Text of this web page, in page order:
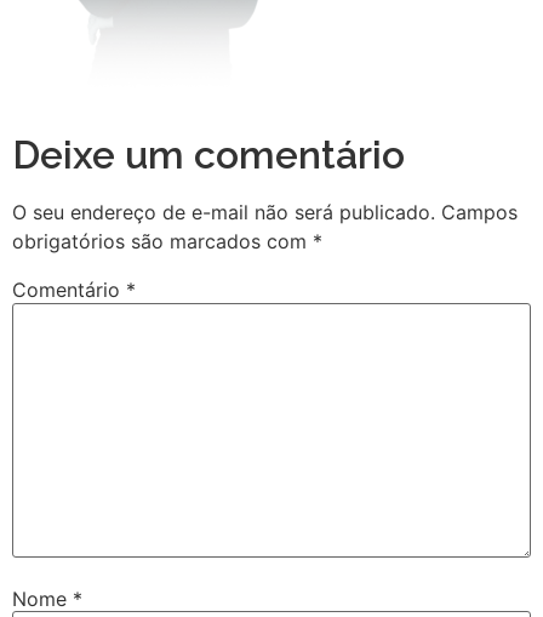
Deixe um comentário
O seu endereço de e-mail não será publicado. Campos
obrigatórios são marcados com *
Comentário *
Nome *